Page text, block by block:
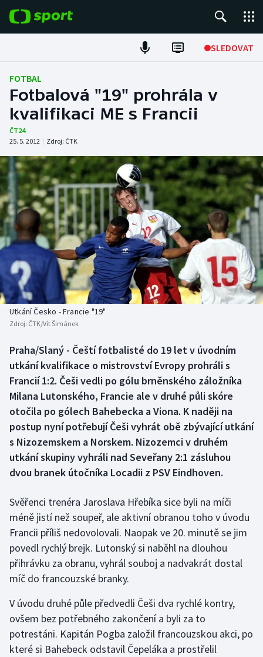
SLEDOVAT
Fotbal
Hokej
Tenis
Atletika
Cyklistika
DALŠÍ SPORTY
Americký fotbal
Baseball a softbal
Basketbal
Biatlon
Boby a skeleton
Box
Curling
Dostihy
Florbal
Futsal
Golf
Gymnastika
Házená
Jezdectví
Judo
NEPŘEHLÉDNĚTE
Soutěže
Historické návraty
Aplikace ČT sport
AZ kvíz
FOTBAL
Fotbalová "19" prohrála v
kvalifikaci ME s Francii
ČT24
25. 5. 2012 | Zdroj: ČTK
Utkání Česko - Francie "19"
Zdroj: ČTK/Vít Šimánek
Praha/Slaný - Čeští fotbalisté do 19 let v úvodním
utkání kvalifikace o mistrovství Evropy prohráli s
Francií 1:2. Češi vedli po gólu brněnského záložníka
Milana Lutonského, Francie ale v druhé půli skóre
otočila po gólech Bahebecka a Viona. K naději na
postup nyní potřebují Češi vyhrát obě zbývající utkání
s Nizozemskem a Norskem. Nizozemci v druhém
utkání skupiny vyhráli nad Seveřany 2:1 zásluhou
dvou branek útočníka Locadii z PSV Eindhoven.
Svěřenci trenéra Jaroslava Hřebíka sice byli na míči
méně jistí než soupeř, ale aktivní obranou toho v úvodu
Francii příliš nedovolovali. Naopak ve 20. minutě se jim
povedl rychlý brejk. Lutonský si naběhl na dlouhou
přihrávku za obranu, vyhrál souboj a nadvakrát dostal
míč do francouzské branky.
V úvodu druhé půle předvedli Češi dva rychlé kontry,
ovšem bez potřebného zakončení a byli za to
potrestáni. Kapitán Pogba založil francouzskou akci, po
které si Bahebeck odstavil Čepeláka a prostřelil